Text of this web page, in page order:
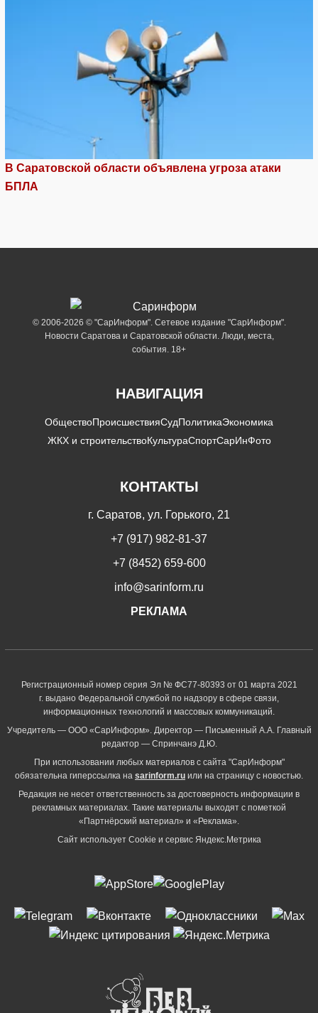
В Саратовской области объявлена угроза атаки
БПЛА
© 2006-2026 © "СарИнформ". Сетевое издание "СарИнформ".
Новости Саратова и Саратовской области. Люди, места,
события. 18+
НАВИГАЦИЯ
ОбществоПроисшествияСудПолитикаЭкономика
ЖКХ и строительствоКультураСпортСарИнФото
КОНТАКТЫ
г. Саратов, ул. Горького, 21
+7 (917) 982-81-37
+7 (8452) 659-600
info@sarinform.ru
РЕКЛАМА
Регистрационный номер серия Эл № ФС77-80393 от 01 марта 2021
г. выдано Федеральной службой по надзору в сфере связи,
информационных технологий и массовых коммуникаций.
Учредитель — ООО «СарИнформ». Директор — Письменный А.А. Главный
редактор — Спринчанэ Д.Ю.
При использовании любых материалов с сайта "СарИнформ"
обязательна гиперссылка на sarinform.ru или на страницу с новостью.
Редакция не несет ответственность за достоверность информации в
рекламных материалах. Такие материалы выходят с пометкой
«Партнёрский материал» и «Реклама».
Сайт использует Cookie и сервиc Яндекс.Метрика